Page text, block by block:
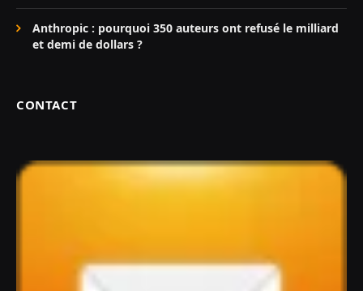
Anthropic : pourquoi 350 auteurs ont refusé le milliard
et demi de dollars ?
CONTACT